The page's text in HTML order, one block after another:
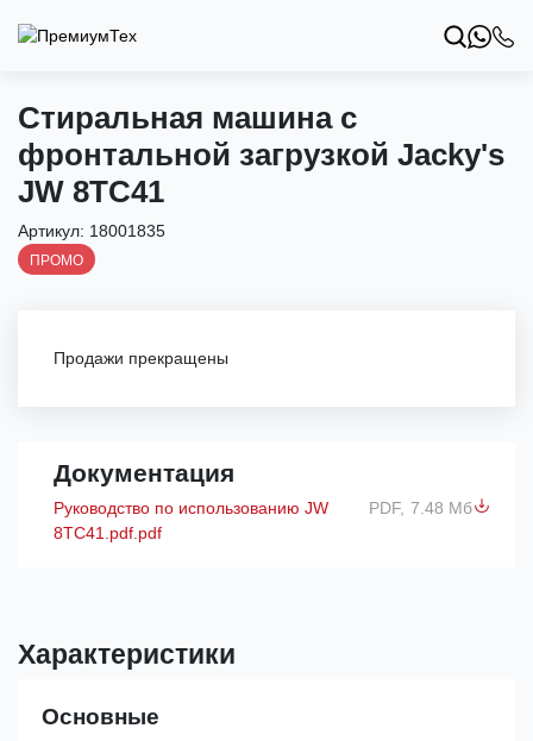
Стиральная машина с
фронтальной загрузкой Jacky's
JW 8TC41
Артикул: 18001835
ПРОМО
Продажи прекращены
Документация
Руководство по использованию JW
8TC41.pdf.pdf
PDF, 7.48 Мб
Характеристики
Основные